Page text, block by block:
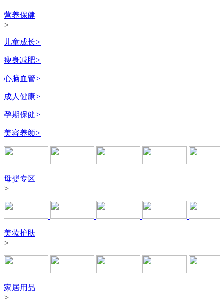
营养保健
>
儿童成长>
瘦身减肥>
心脑血管>
成人健康>
孕期保健>
美容养颜>
母婴专区
>
美妆护肤
>
家居用品
>